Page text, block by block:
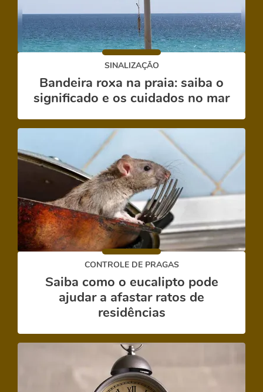
SINALIZAÇÃO
Bandeira roxa na praia: saiba o
significado e os cuidados no mar
CONTROLE DE PRAGAS
Saiba como o eucalipto pode
ajudar a afastar ratos de
residências